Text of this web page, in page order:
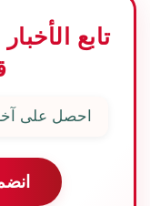
تابع
احصل على